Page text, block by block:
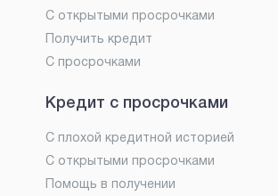
С открытыми просрочками
Получить кредит
С просрочками
Кредит с просрочками
С плохой кредитной историей
С открытыми просрочками
Помощь в получении